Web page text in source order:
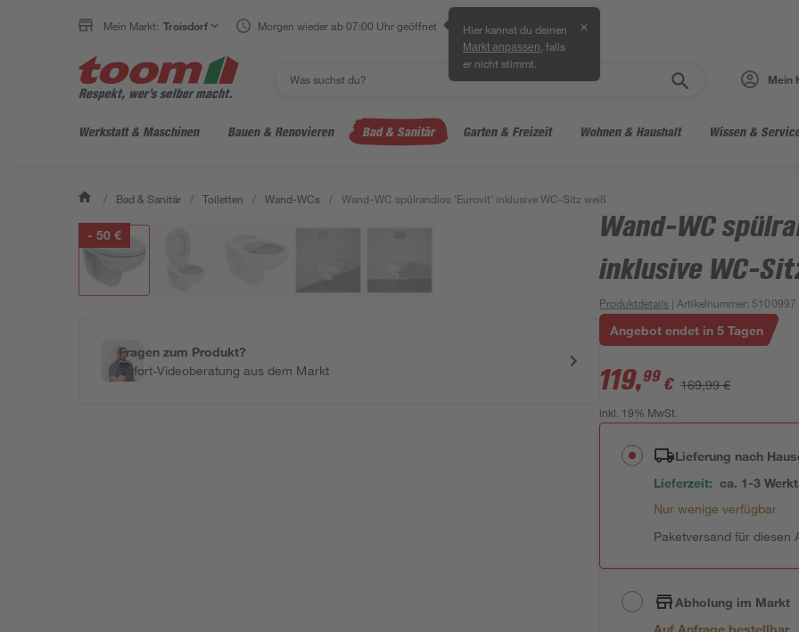
Mein Markt: Troisdorf Morgen wieder ab 07:00 Uhr geöffnet Hier kannst du deinen
Markt anpassen , falls
er nicht stimmt.
✕
Mein
Werkstatt & Maschinen Bauen & Renovieren Bad & Sanitär Garten & Freizeit Wohnen & Haushalt Wissen &
/ Bad & Sanitär / Toiletten / Wand-WCs / Wand-WC spülrandlos 'Eurovit' inklusive WC-Sitz weiß
- 50 €
Fragen zum Produkt?
Sofort-Videoberatung aus dem Markt
Wand-WC
inklusive WC-
Produktdetails | Artikelnummer: 5100997
Angebot endet in 5 Tagen
119,99 € 169,99 €
inkl. 19% MwSt.
Lieferung nach
Lieferzeit: ca. 1-3
Nur wenige verfügbar
Paketversand für diesen
Abholung im Markt
Auf Anfrage bestellbar